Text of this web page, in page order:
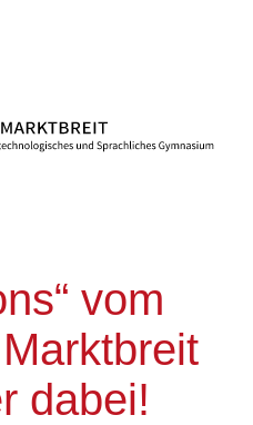
vom
dabei!